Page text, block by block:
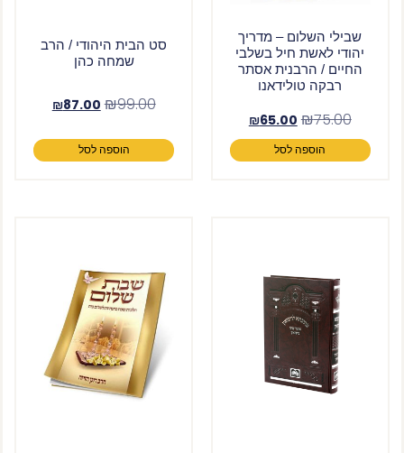
שבילי השלום – מדריך
יהודי לאשת חיל בשלבי
החיים / הרבנית אסתר
רבקה טולידאנו
₪75.00
₪65.00
הוספה לסל
סט הבית היהודי / הרב
שמחה כהן
₪99.00
₪87.00
הוספה לסל